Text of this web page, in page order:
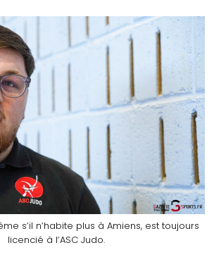
s’il n’habite plus à Amiens, est toujours
licencié à l’ASC Judo.